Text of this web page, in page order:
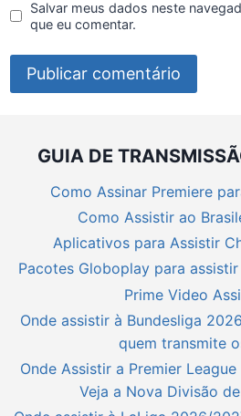
Salvar meus dados neste
que eu comentar.
GUIA DE
Como Assinar Premiere
Como Assistir ao
Aplicativos para Assistir
Pacotes Globoplay para
Prime Video
Onde assistir à Bundesliga
quem transmite
Onde Assistir a Premier
Veja a Nova Divisão